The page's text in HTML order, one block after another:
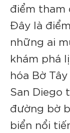
điểm tham
Đây là
những ai
khám phá
hóa Bờ
San Diego
đường bờ
biển nổi